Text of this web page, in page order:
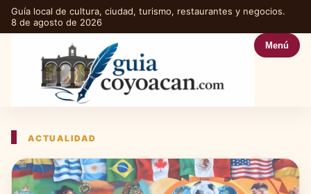
Guía local de cultura, ciudad, turismo, restaurantes y negocios.
8 de agosto de 2026
Menú
ACTUALIDAD